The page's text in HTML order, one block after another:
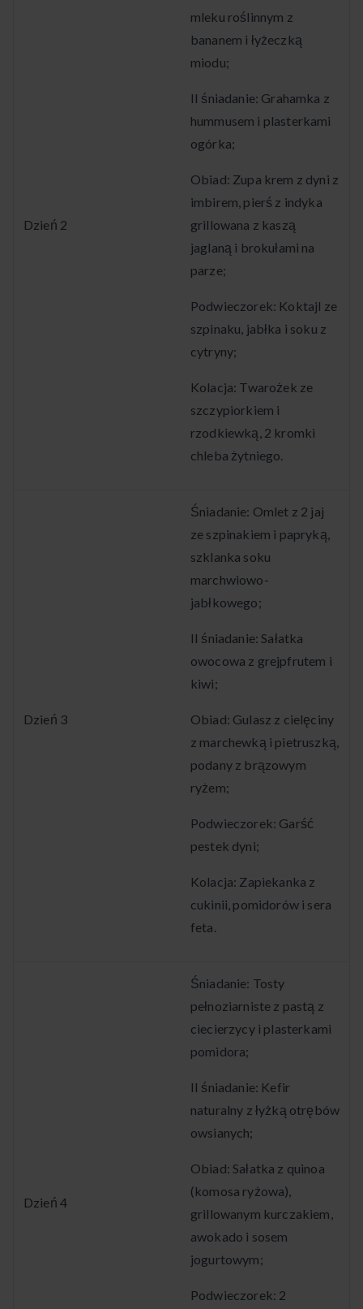
Dzień 2
mleku roślinnym z
bananem i łyżeczką
miodu;
II śniadanie: Grahamka z
hummusem i plasterkami
ogórka;
Obiad: Zupa krem z dyni z
imbirem, pierś z indyka
grillowana z kaszą
jaglaną i brokułami na
parze;
Podwieczorek: Koktajl ze
szpinaku, jabłka i soku z
cytryny;
Kolacja: Twarożek ze
szczypiorkiem i
rzodkiewką, 2 kromki
chleba żytniego.
Dzień 3
Śniadanie: Omlet z 2 jaj
ze szpinakiem i papryką,
szklanka soku
marchwiowo-
jabłkowego;
II śniadanie: Sałatka
owocowa z grejpfrutem i
kiwi;
Obiad: Gulasz z cielęciny
z marchewką i pietruszką,
podany z brązowym
ryżem;
Podwieczorek: Garść
pestek dyni;
Kolacja: Zapiekanka z
cukinii, pomidorów i sera
feta.
Dzień 4
Śniadanie: Tosty
pełnoziarniste z pastą z
ciecierzycy i plasterkami
pomidora;
II śniadanie: Kefir
naturalny z łyżką otrębów
owsianych;
Obiad: Sałatka z quinoa
(komosa ryżowa),
grillowanym kurczakiem,
awokado i sosem
jogurtowym;
Podwieczorek: 2